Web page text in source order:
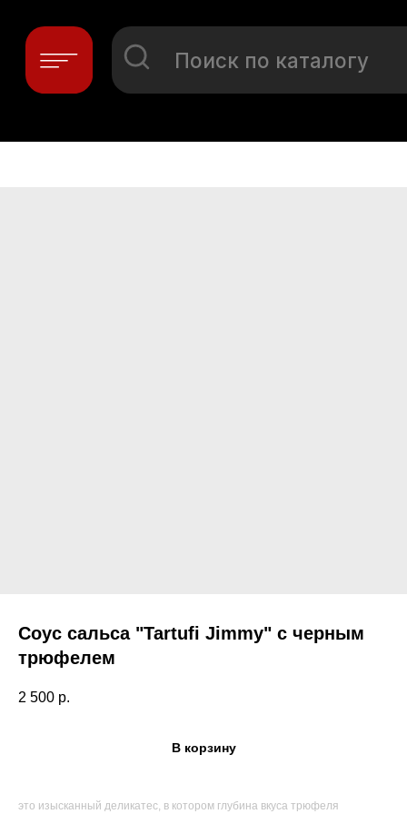
Поиск по каталогу
Соус сальса "Tartufi Jimmy" с черным
трюфелем
2 500 р.
В корзину
это изысканный деликатес, в котором глубина вкуса трюфеля